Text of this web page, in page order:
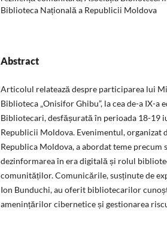
Biblioteca Națională a Republicii Moldova
Abstract
Articolul relatează despre participarea lui
Biblioteca „Onisifor Ghibu”, la cea de-a IX-a
Bibliotecari, desfășurată în perioada 18-19
Republicii Moldova. Evenimentul,
Republica Moldova, a abordat teme precum
dezinformarea în era digitală și rolul
comunităților. Comunicările, susținute de
Ion Bunduchi, au oferit bibliotecarilor
amenințărilor cibernetice și gestionarea